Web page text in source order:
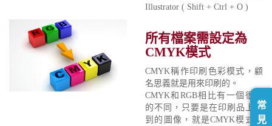
Illustrator ( Shift + Ctrl + O )
所有檔案需設定為
CMYK模式
CMYK稱作印刷色彩模式，顧
名思義就是用來印刷的。
CMYK和RGB相比有一個很大
的不同，只要是在印刷品上看
到的圖像，就是CMYK模式表
常
見